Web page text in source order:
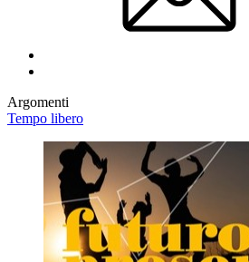
Argomenti
Tempo libero